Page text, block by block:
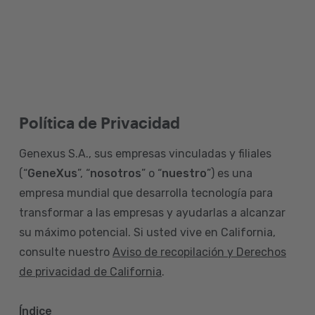
Política de Privacidad
Genexus S.A., sus empresas vinculadas y filiales
(“GeneXus”, “nosotros” o “nuestro”) es una
empresa mundial que desarrolla tecnología para
transformar a las empresas y ayudarlas a alcanzar
su máximo potencial. Si usted vive en California,
consulte nuestro Aviso de recopilación y Derechos
de privacidad de California.
Índice